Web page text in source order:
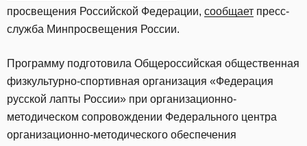
просвещения Российской Федерации, сообщает пресс-
служба Минпросвещения России.
Программу подготовила Общероссийская общественная
физкультурно-спортивная организация «Федерация
русской лапты России» при организационно-
методическом сопровождении Федерального центра
организационно-методического обеспечения